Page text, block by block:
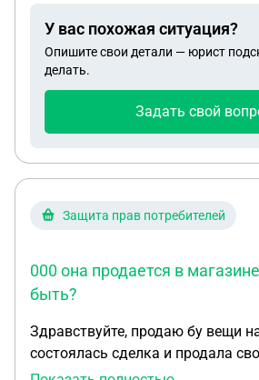
У вас похожая ситуация?
Опишите свои детали — юрист
делать.
Задать свой
Защита прав потребителей
000 она продается в
быть?
Здравствуйте, продаю бу вещи
состоялась сделка и продала
дубленку которая в отличном